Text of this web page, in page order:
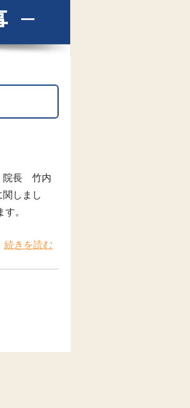
院長 竹内
しまし
す。
続きを読む